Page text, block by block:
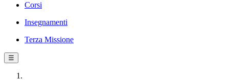
Corsi
Insegnamenti
Terza Missione
☰